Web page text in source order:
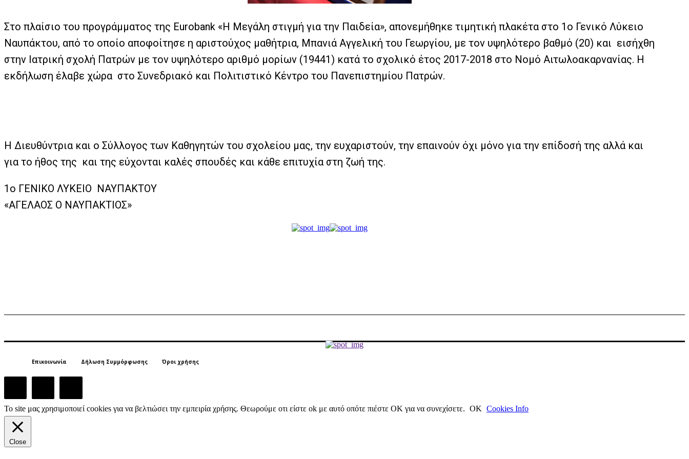
Στο πλαίσιο του προγράμματος της Eurobank «Η Μεγάλη στιγμή για την Παιδεία», απονεμήθηκε τιμητική πλακέτα στο 1ο Γενικό Λύκειο
Ναυπάκτου, από το οποίο αποφοίτησε η αριστούχος μαθήτρια, Μπανιά Αγγελική του Γεωργίου, με τον υψηλότερο βαθμό (20) και εισήχθη
στην Ιατρική σχολή Πατρών με τον υψηλότερο αριθμό μορίων (19441) κατά το σχολικό έτος 2017-2018 στο Νομό Αιτωλοακαρνανίας. Η
εκδήλωση έλαβε χώρα στο Συνεδριακό και Πολιτιστικό Κέντρο του Πανεπιστημίου Πατρών.
Η Διευθύντρια και ο Σύλλογος των Καθηγητών του σχολείου μας, την ευχαριστούν, την επαινούν όχι μόνο για την επίδοσή της αλλά και
για το ήθος της και της εύχονται καλές σπουδές και κάθε επιτυχία στη ζωή της.
1ο ΓΕΝΙΚΟ ΛΥΚΕΙΟ ΝΑΥΠΑΚΤΟΥ
«ΑΓΕΛΑΟΣ Ο ΝΑΥΠΑΚΤΙΟΣ»
Επικοινωνία Δήλωση Συμμόρφωσης Όροι χρήσης
Το site μας χρησιμοποιεί cookies για να βελτιώσει την εμπειρία χρήσης. Θεωρούμε οτι είστε ok με αυτό οπότε πιέστε ΟΚ για να συνεχίσετε. ΟΚ Cookies Info
Close